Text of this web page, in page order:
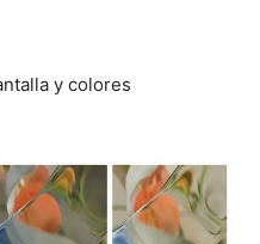
y colores